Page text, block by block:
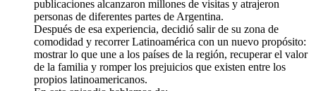
publicaciones alcanzaron millones de visitas y atrajeron
personas de diferentes partes de Argentina.
Después de esa experiencia, decidió salir de su zona de
comodidad y recorrer Latinoamérica con un nuevo propósito:
mostrar lo que une a los países de la región, recuperar el valor
de la familia y romper los prejuicios que existen entre los
propios latinoamericanos.